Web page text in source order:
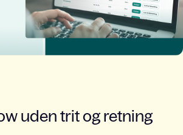
uden trit og retning